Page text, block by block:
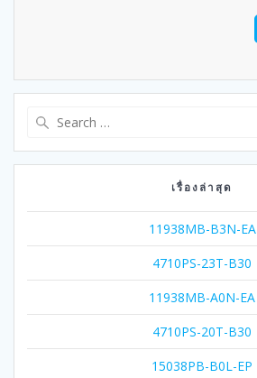
เรื่องล่าสุด
11938MB-B3N-EA
4710PS-23T-B30
11938MB-A0N-EA
4710PS-20T-B30
15038PB-B0L-EP